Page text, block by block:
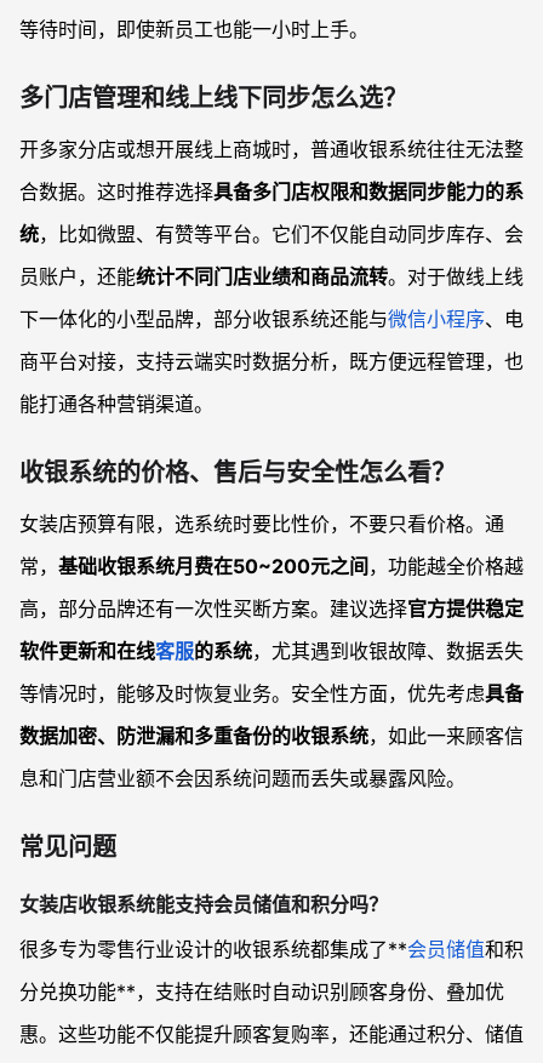
等待时间，即使新员工也能一小时上手。
多门店管理和线上线下同步怎么选？
开多家分店或想开展线上商城时，普通收银系统往往无法整
合数据。这时推荐选择具备多门店权限和数据同步能力的系
统，比如微盟、有赞等平台。它们不仅能自动同步库存、会
员账户，还能统计不同门店业绩和商品流转。对于做线上线
下一体化的小型品牌，部分收银系统还能与微信小程序、电
商平台对接，支持云端实时数据分析，既方便远程管理，也
能打通各种营销渠道。
收银系统的价格、售后与安全性怎么看？
女装店预算有限，选系统时要比性价，不要只看价格。通
常， 基础收银系统月费在50~200元之间 ，功能越全价格越
高，部分品牌还有一次性买断方案。建议选择官方提供稳定
软件更新和在线客服的系统，尤其遇到收银故障、数据丢失
等情况时，能够及时恢复业务。安全性方面，优先考虑具备
数据加密、防泄漏和多重备份的收银系统，如此一来顾客信
息和门店营业额不会因系统问题而丢失或暴露风险。
常见问题
女装店收银系统能支持会员储值和积分吗？
很多专为零售行业设计的收银系统都集成了**会员储值和积
分兑换功能**，支持在结账时自动识别顾客身份、叠加优
惠。这些功能不仅能提升顾客复购率，还能通过积分、储值